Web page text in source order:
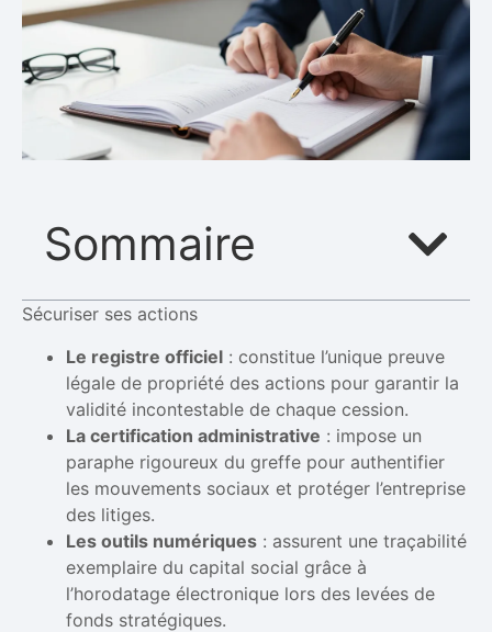
Sommaire
Sécuriser ses actions
Le registre officiel : constitue l’unique preuve
légale de propriété des actions pour garantir la
validité incontestable de chaque cession.
La certification administrative : impose un
paraphe rigoureux du greffe pour authentifier
les mouvements sociaux et protéger l’entreprise
des litiges.
Les outils numériques : assurent une traçabilité
exemplaire du capital social grâce à
l’horodatage électronique lors des levées de
fonds stratégiques.